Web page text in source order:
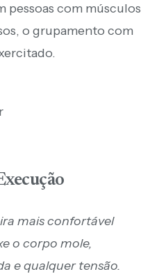
pessoas com músculos
o grupamento com
mais confortável
o corpo mole,
e qualquer tensão.